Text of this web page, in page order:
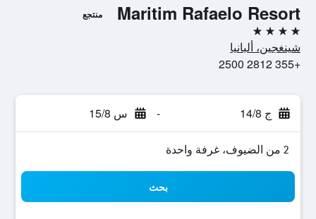
Maritim Rafaelo Resort منتجع
4 نجوم
شينغجين، ألبانيا
+355 2812 2500
ج 14/8 - س 15/8
2 من الضيوف، غرفة واحدة
بحث